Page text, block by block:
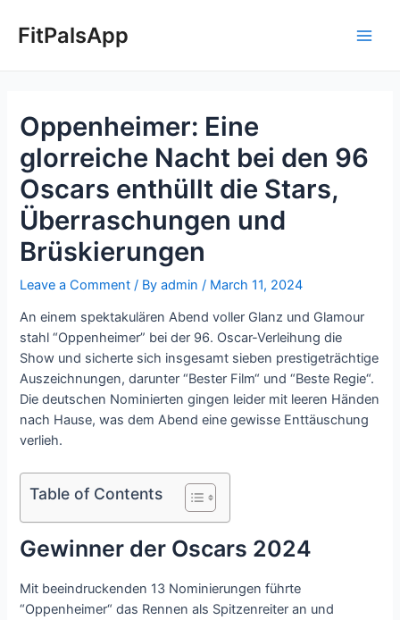
FitPalsApp
Oppenheimer: Eine
glorreiche Nacht bei den 96
Oscars enthüllt die Stars,
Überraschungen und
Brüskierungen ​
Leave a Comment / Byadmin/ March 11, 2024
An einem spektakulären Abend voller Glanz und Glamour
stahl “Oppenheimer” bei der 96. Oscar-Verleihung die
Show und sicherte sich insgesamt sieben prestigeträchtige
Auszeichnungen, darunter “Bester Film“ und “Beste Regie“.
Die deutschen Nominierten gingen leider mit leeren Händen
nach Hause, was dem Abend eine gewisse Enttäuschung
verlieh.
Table of Contents
Gewinner der Oscars 2024
Mit beeindruckenden 13 Nominierungen führte
“Oppenheimer“ das Rennen als Spitzenreiter an und
navigation